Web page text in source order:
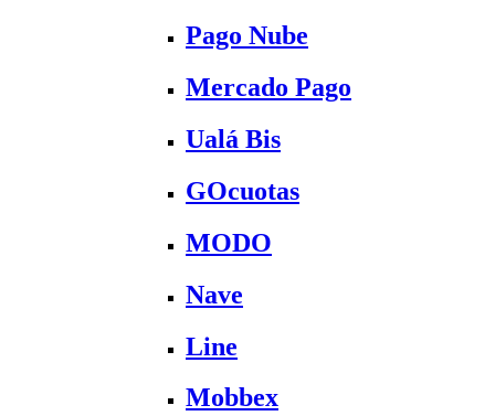
Pago Nube
Mercado Pago
Ualá Bis
GOcuotas
MODO
Nave
Line
Mobbex